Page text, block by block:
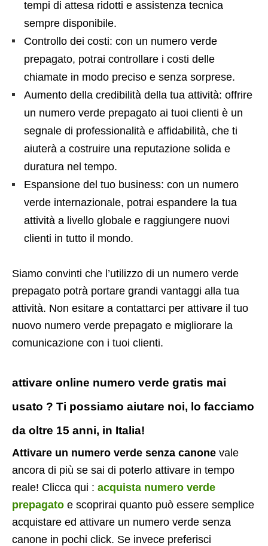
tempi di attesa ridotti e assistenza tecnica
sempre disponibile.
Controllo dei costi: con un numero verde
prepagato, potrai controllare i costi delle
chiamate in modo preciso e senza sorprese.
Aumento della credibilità della tua attività: offrire
un numero verde prepagato ai tuoi clienti è un
segnale di professionalità e affidabilità, che ti
aiuterà a costruire una reputazione solida e
duratura nel tempo.
Espansione del tuo business: con un numero
verde internazionale, potrai espandere la tua
attività a livello globale e raggiungere nuovi
clienti in tutto il mondo.
Siamo convinti che l’utilizzo di un numero verde
prepagato potrà portare grandi vantaggi alla tua
attività. Non esitare a contattarci per attivare il tuo
nuovo numero verde prepagato e migliorare la
comunicazione con i tuoi clienti.
attivare online numero verde gratis mai
usato ? Ti possiamo aiutare noi, lo facciamo
da oltre 15 anni, in Italia!
Attivare un numero verde senza canone vale
ancora di più se sai di poterlo attivare in tempo
reale! Clicca qui : acquista numero verde
prepagato e scoprirai quanto può essere semplice
acquistare ed attivare un numero verde senza
canone in pochi click. Se invece preferisci